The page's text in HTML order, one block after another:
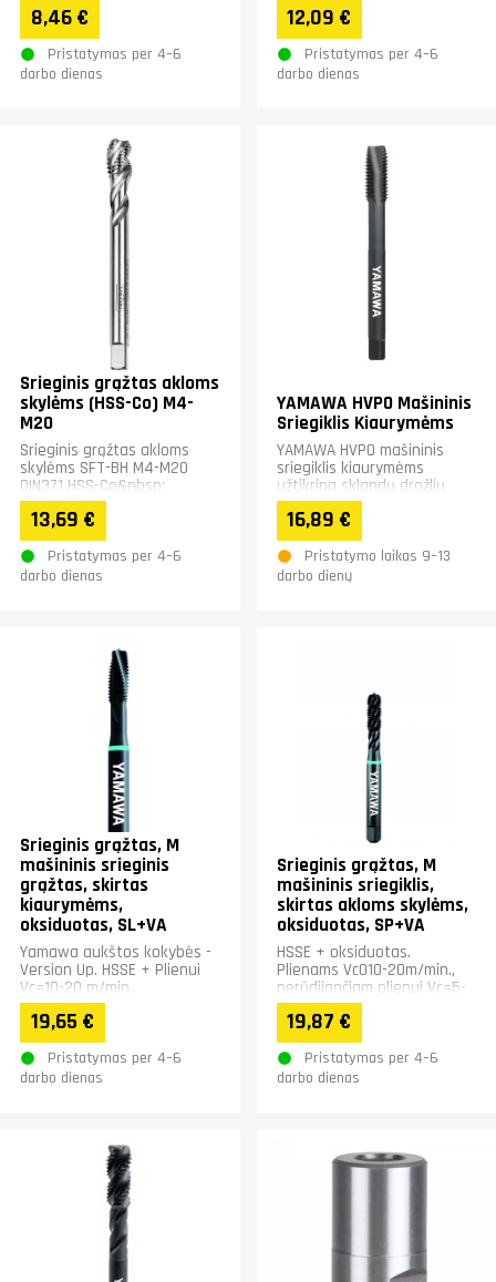
8,46 €
Pristatymas per 4–6
darbo dienas
12,09 €
Pristatymas per 4–6
darbo dienas
Srieginis grąžtas akloms
skylėms (HSS-Co) M4-
M20
Srieginis grąžtas akloms
skylėms SFT-BH M4-M20
DIN371 HSS-Co&nbsp;
13,69 €
Pristatymas per 4–6
darbo dienas
YAMAWA HVPO Mašininis
Sriegiklis Kiaurymėms
YAMAWA HVPO mašininis
sriegiklis kiaurymėms
užtikrina sklandų drožlių
pašalinimą ir stabilų darbą.
Unikali griovelių...
16,89 €
Pristatymo laikas 9–13
darbo dienų
Srieginis grąžtas, M
mašininis srieginis
grąžtas, skirtas
kiaurymėms,
oksiduotas, SL+VA
Yamawa aukštos kokybės -
Version Up. HSSE + Plienui
Vc=10-20 m/min.,
nerūdijančiam Vc=5- 20
m/min.
19,65 €
Pristatymas per 4–6
darbo dienas
Srieginis grąžtas, M
mašininis sriegiklis,
skirtas akloms skylėms,
oksiduotas, SP+VA
HSSE + oksiduotas.
Plienams Vc010-20m/min.,
nerūdijančiam plienui Vc=5-
20m/min.&nbsp;
19,87 €
Pristatymas per 4–6
darbo dienas